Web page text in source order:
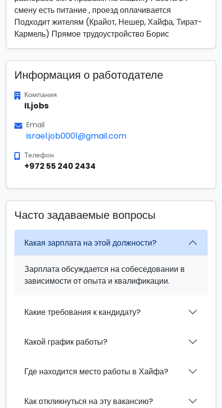
смену есть питание , проезд оплачивается
Подходит жителям (Крайот, Нешер, Хайфа, Тират-
Кармель) Прямое трудоустройство Борис
Информация о работодателе
Компания
ILjobs
Email
israel.job0001@gmail.com
Телефон
+972 55 240 2434
Часто задаваемые вопросы
Какая зарплата на этой должности?
Зарплата обсуждается на собеседовании в
зависимости от опыта и квалификации.
Какие требования к кандидату?
Какой график работы?
Где находится место работы в Хайфа?
Как откликнуться на эту вакансию?